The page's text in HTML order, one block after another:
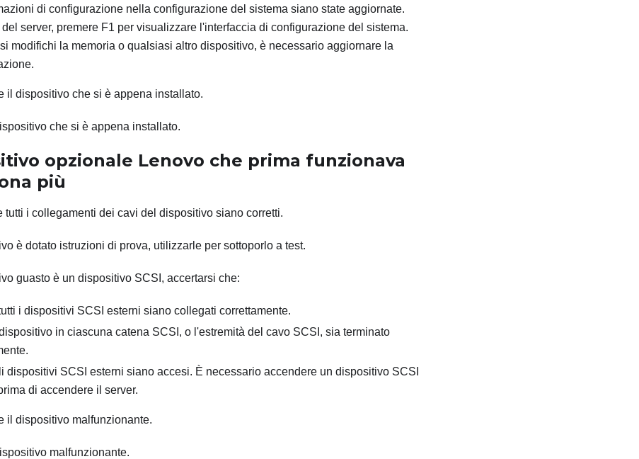
di configurazione nella configurazione del sistema siano state aggiornate.
server, premere F1 per visualizzare l'interfaccia di configurazione del sistema.
modifichi la memoria o qualsiasi altro dispositivo, è necessario aggiornare la
il dispositivo che si è appena installato.
che si è appena installato.
opzionale Lenovo che prima funzionava
più
tutti i collegamenti dei cavi del dispositivo siano corretti.
è dotato istruzioni di prova, utilizzarle per sottoporlo a test.
guasto è un dispositivo SCSI, accertarsi che:
tutti i dispositivi SCSI esterni siano collegati correttamente.
in ciascuna catena SCSI, o l'estremità del cavo SCSI, sia terminato
dispositivi SCSI esterni siano accesi. È necessario accendere un dispositivo SCSI
di accendere il server.
il dispositivo malfunzionante.
malfunzionante.